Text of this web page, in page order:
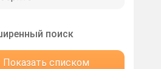
поиск
Показать списком